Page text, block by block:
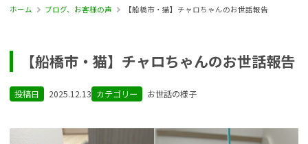
ホーム ブログ、お客様の声 【船橋市・猫】チャロちゃんのお世話報告
【船橋市・猫】チャロちゃんのお世話報告
投稿日 2025.12.13 カテゴリー お世話の様子